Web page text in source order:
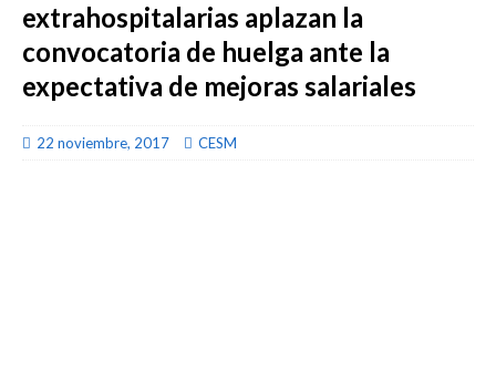
extrahospitalarias aplazan la
convocatoria de huelga ante la
expectativa de mejoras salariales
22 noviembre, 2017 CESM